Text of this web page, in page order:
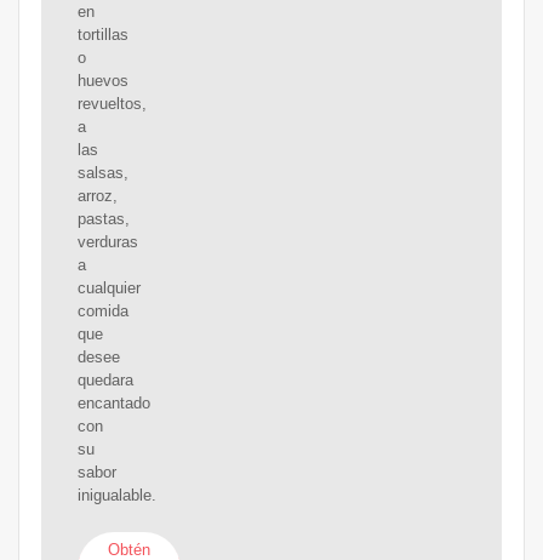
en
tortillas
o
huevos
revueltos,
a
las
salsas,
arroz,
pastas,
verduras
a
cualquier
comida
que
desee
quedara
encantado
con
su
sabor
inigualable.
Obtén